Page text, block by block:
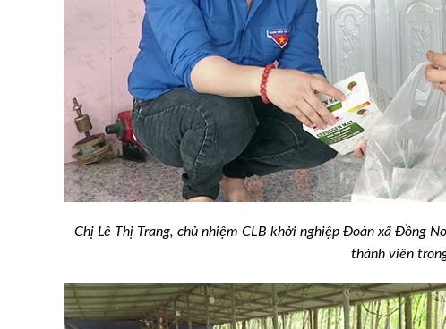
Chị Lê Thị Trang, chủ nhiệm CLB khởi nghiệp Đoàn xã Đồng
thành viên